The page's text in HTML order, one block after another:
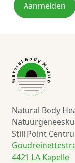
Aanmelden
Natural Body
Still Point
4421 LA Kapelle